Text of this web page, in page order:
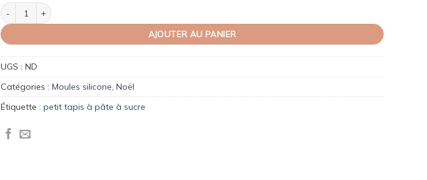
quantité de Petit tapis décor et bûche
AJOUTER AU PANIER
UGS : ND
Catégories : Moules silicone, Noël
Étiquette : petit tapis à pâte à sucre